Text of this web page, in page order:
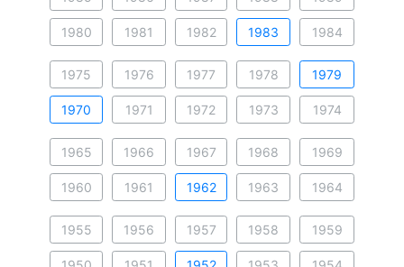
1980 1981 1982 1983 1984
1975 1976 1977 1978 1979
1970 1971 1972 1973 1974
1965 1966 1967 1968 1969
1960 1961 1962 1963 1964
1955 1956 1957 1958 1959